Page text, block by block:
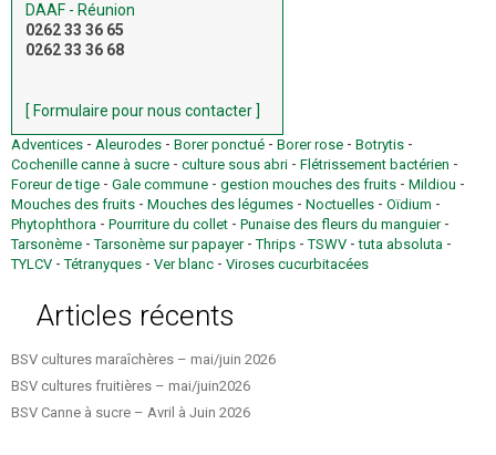
DAAF - Réunion
0262 33 36 65
0262 33 36 68
[ Formulaire pour nous contacter ]
Adventices - Aleurodes - Borer ponctué - Borer rose - Botrytis -
Cochenille canne à sucre - culture sous abri - Flétrissement bactérien -
Foreur de tige - Gale commune - gestion mouches des fruits - Mildiou -
Mouches des fruits - Mouches des légumes - Noctuelles - Oïdium -
Phytophthora - Pourriture du collet - Punaise des fleurs du manguier-
Tarsonème -Tarsonème sur papayer-Thrips -TSWV -tuta absoluta -
TYLCV -Tétranyques - Ver blanc - Viroses cucurbitacées
Articles récents
BSV cultures maraîchères – mai/juin 2026
BSV cultures fruitières – mai/juin2026
BSV Canne à sucre – Avril à Juin 2026